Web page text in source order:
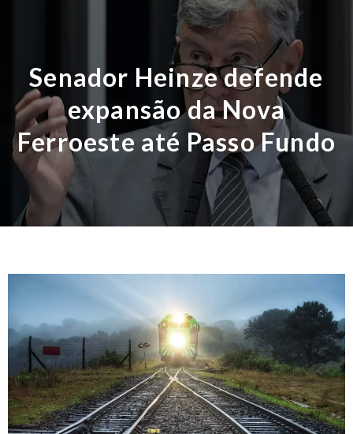
Senador Heinze defende
expansão da Nova
Ferroeste até Passo Fundo